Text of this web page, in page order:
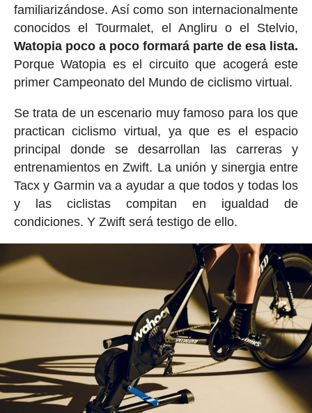
familiarizándose. Así como son internacionalmente
conocidos el Tourmalet, el Angliru o el Stelvio,
Watopia poco a poco formará parte de esa lista.
Porque Watopia es el circuito que acogerá este
primer Campeonato del Mundo de ciclismo virtual.
Se trata de un escenario muy famoso para los que
practican ciclismo virtual, ya que es el espacio
principal donde se desarrollan las carreras y
entrenamientos en Zwift. La unión y sinergia entre
Tacx y Garmin va a ayudar a que todos y todas los
y las ciclistas compitan en igualdad de
condiciones. Y Zwift será testigo de ello.